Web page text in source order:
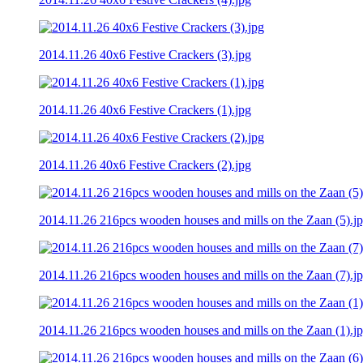
2014.11.26 40x6 Festive Crackers (3).jpg
2014.11.26 40x6 Festive Crackers (1).jpg
2014.11.26 40x6 Festive Crackers (2).jpg
2014.11.26 216pcs wooden houses and mills on the Zaan
2014.11.26 216pcs wooden houses and mills on the Zaan
2014.11.26 216pcs wooden houses and mills on the Zaan